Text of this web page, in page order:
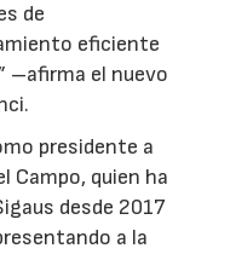
de
eficiente
–afirma el nuevo
presidente a
Campo, quien ha
desde 2017
a la